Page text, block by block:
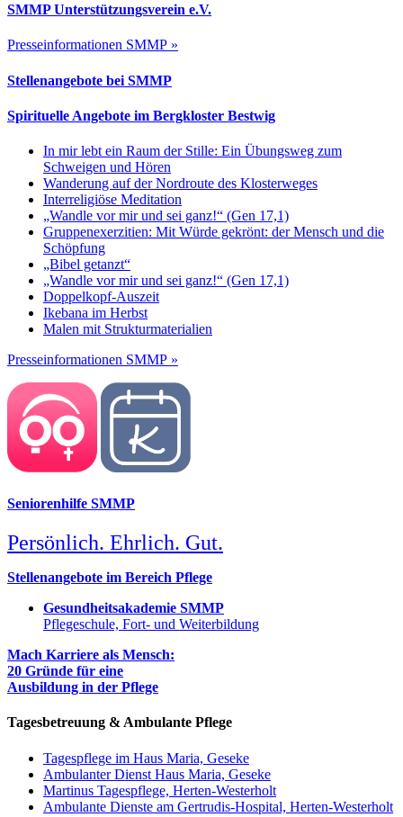
SMMP Unterstützungsverein e.V.
Presseinformationen SMMP »
Stellenangebote bei SMMP
Spirituelle Angebote im Bergkloster Bestwig
In mir lebt ein Raum der Stille: Ein Übungsweg zum
Schweigen und Hören
Wanderung auf der Nordroute des Klosterweges
Interreligiöse Meditation
„Wandle vor mir und sei ganz!“ (Gen 17,1)
Gruppenexerzitien: Mit Würde gekrönt: der Mensch und die
Schöpfung
„Bibel getanzt“
„Wandle vor mir und sei ganz!“ (Gen 17,1)
Doppelkopf-Auszeit
Ikebana im Herbst
Malen mit Strukturmaterialien
Presseinformationen SMMP »
Seniorenhilfe SMMP
Persönlich. Ehrlich. Gut.
Stellenangebote im Bereich Pflege
Gesundheitsakademie SMMP
Pflegeschule, Fort- und Weiterbildung
Mach Karriere als Mensch:
20 Gründe für eine
Ausbildung in der Pflege
Tagesbetreuung & Ambulante Pflege
Tagespflege im Haus Maria, Geseke
Ambulanter Dienst Haus Maria, Geseke
Martinus Tagespflege, Herten-Westerholt
Ambulante Dienste am Gertrudis-Hospital, Herten-Westerholt